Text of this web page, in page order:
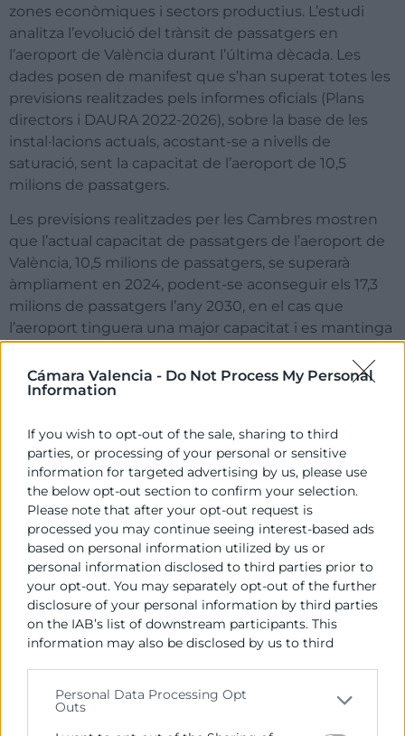
Cámara Valencia - Do Not Process My Personal
Information
If you wish to opt-out of the sale, sharing to third
parties, or processing of your personal or sensitive
information for targeted advertising by us, please use
the below opt-out section to confirm your selection.
Please note that after your opt-out request is
processed you may continue seeing interest-based ads
based on personal information utilized by us or
personal information disclosed to third parties prior to
your opt-out. You may separately opt-out of the further
disclosure of your personal information by third parties
on the IAB’s list of downstream participants. This
information may also be disclosed by us to third
Please note that this website/app uses one or more
Google services and may gather and store information
Personal Data Processing Opt
Outs
zones econòmiques i sectors productius. L’estudi
analitza l’evolució del trànsit de passatgers en
l’aeroport de València durant l’última dècada. Les
dades posen de manifest que s’han superat totes les
previsions realitzades pels informes oficials (Plans
directors i DAURA 2022-2026), sobre la base de les
instal·lacions actuals, acostant-se a nivells de
saturació, sent la capacitat de l’aeroport de 10,5
milions de passatgers.
Les previsions realitzades per les Cambres mostren
que l’actual capacitat de passatgers de l’aeroport de
València, 10,5 milions de passatgers, se superarà
àmpliament en 2024, podent-se aconseguir els 17,3
milions de passatgers l’any 2030, en el cas que
l’aeroport tinguera una major capacitat i es mantinga
L’estudi analitza totes les variables
creixent trànsit aeri de passatgers en l’aeroport de
València en el mitjà i llarg termini: població estrangera
a l’alça, augment continuat de les empreses
exportadores regulars, focus creixent d’atracció
d’inversions estrangeres (segona CCAA de destí en
2023), elevat dinamisme del turisme estranger i fort
posicionament de la Marca València a nivell
internacional, entre altres.
Atés que l’actual DAURA 2022-2026 patix de
previsions de trànsit molt per davall de la realitat i no
l’aprovació i posada en marxa d’una ampliació de